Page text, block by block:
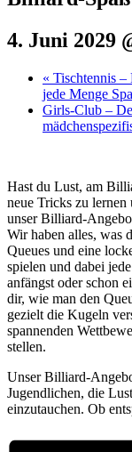
4. Juni 2029
« Tischtennis –
jede Menge
Girls-Club –
Hast du Lust, am
neue Tricks zu
unser Billiard-
Wir haben alles, was
Queues und eine
spielen und dabei
anfängst oder schon
dir, wie man den
gezielt die Kugeln
spannenden
stellen.
Unser Billiard-
Jugendlichen, die
einzutauchen. Ob